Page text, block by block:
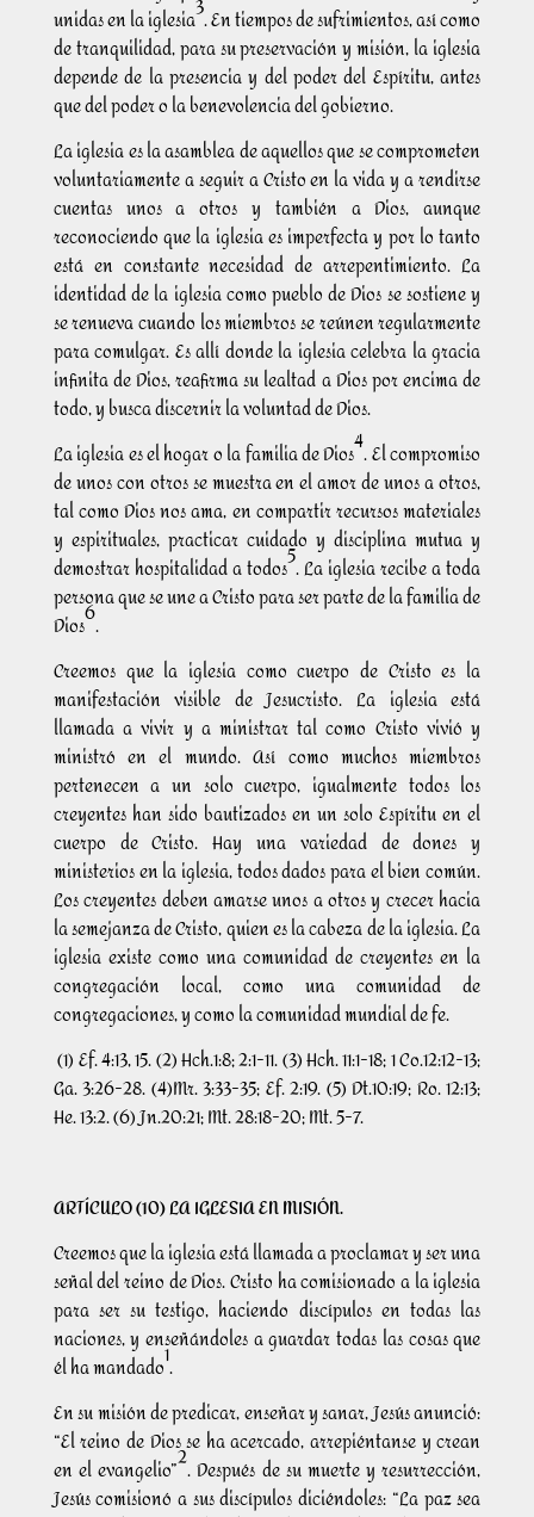
unidas en la iglesia3. En tiempos de sufrimientos, así como
de tranquilidad, para su preservación y misión, la iglesia
depende de la presencia y del poder del Espíritu, antes
que del poder o la benevolencia del gobierno.
La iglesia es la asamblea de aquellos que se comprometen
voluntariamente a seguir a Cristo en la vida y a rendirse
cuentas unos a otros y también a Dios, aunque
reconociendo que la iglesia es imperfecta y por lo tanto
está en constante necesidad de arrepentimiento. La
identidad de la iglesia como pueblo de Dios se sostiene y
se renueva cuando los miembros se reúnen regularmente
para comulgar. Es allí donde la iglesia celebra la gracia
infinita de Dios, reafirma su lealtad a Dios por encima de
todo, y busca discernir la voluntad de Dios.
La iglesia es el hogar o la familia de Dios4. El compromiso
de unos con otros se muestra en el amor de unos a otros,
tal como Dios nos ama, en compartir recursos materiales
y espirituales, practicar cuidado y disciplina mutua y
demostrar hospitalidad a todos5. La iglesia recibe a toda
persona que se une a Cristo para ser parte de la familia de
Dios6.
Creemos que la iglesia como cuerpo de Cristo es la
manifestación visible de Jesucristo. La iglesia está
llamada a vivir y a ministrar tal como Cristo vivió y
ministró en el mundo. Así como muchos miembros
pertenecen a un solo cuerpo, igualmente todos los
creyentes han sido bautizados en un solo Espíritu en el
cuerpo de Cristo. Hay una variedad de dones y
ministerios en la iglesia, todos dados para el bien común.
Los creyentes deben amarse unos a otros y crecer hacia
la semejanza de Cristo, quien es la cabeza de la iglesia. La
iglesia existe como una comunidad de creyentes en la
congregación local, como una comunidad de
congregaciones, y como la comunidad mundial de fe.
(1) Ef. 4:13, 15. (2) Hch.1:8; 2:1-11. (3) Hch. 11:1-18; 1 Co.12:12-13;
Ga. 3:26-28. (4)Mr. 3:33-35; Ef. 2:19. (5) Dt.10:19; Ro. 12:13;
He. 13:2. (6) Jn.20:21; Mt. 28:18-20; Mt. 5-7.
ARTÍCULO (10) LA IGLESIA EN MISIÓN.
Creemos que la iglesia está llamada a proclamar y ser una
señal del reino de Dios. Cristo ha comisionado a la iglesia
para ser su testigo, haciendo discípulos en todas las
naciones, y enseñándoles a guardar todas las cosas que
él ha mandado1.
En su misión de predicar, enseñar y sanar, Jesús anunció:
“El reino de Dios se ha acercado, arrepiéntanse y crean
en el evangelio”2. Después de su muerte y resurrección,
Jesús comisionó a sus discípulos diciéndoles: “La paz sea